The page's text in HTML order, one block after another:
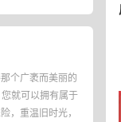
个广袤而美丽的
就可以拥有属于
，重温旧时光，